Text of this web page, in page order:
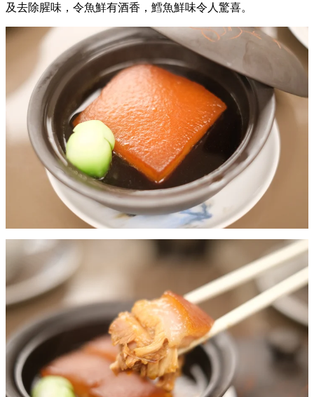
及去除腥味，令魚鮮有酒香，鱈魚鮮味令人驚喜。